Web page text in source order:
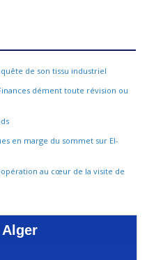
de son tissu industriel
dément toute révision ou
en marge du sommet sur El-
au cœur de la visite de
Alger